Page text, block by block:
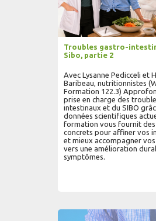
Troubles gastro-
Sibo, partie 2
Avec Lysanne Pedicceli et
Baribeau, nutritionnistes
Formation 122.3)
prise en charge des
intestinaux et du SIBO
données scientifiques
formation vous fournit
concrets pour affiner vos
et mieux accompagner
vers une amélioration
symptômes.
AJOUTER AU PANIER